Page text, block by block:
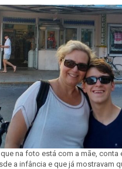
na foto está com a mãe,
a infância e que já mostravam